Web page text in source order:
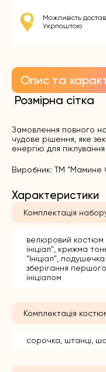
Можливість
Укрпоштою
Опис та
Розмірна сітка
Замовлення повного
чудове рішення, яке
енергію для
Виробник: ТМ “Мамине
Характеристики
Комплектація
велюровий костюм
ініціал", крижма
"Ініціал",
зберігання
ініціалом
Комплектація
сорочка, штанці,